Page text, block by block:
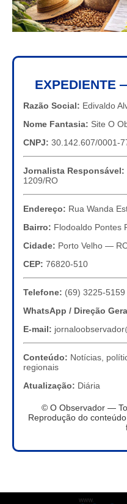
EXPEDIENTE
Razão Social: Edivaldo
Nome Fantasia: Site O
CNPJ: 30.142.607/0001-
Jornalista Responsável:
1209/RO
Endereço: Rua Wanda
Bairro: Flodoaldo Pontes
Cidade: Porto Velho —
CEP: 76820-510
Telefone: (69) 3225-5159
WhatsApp / Direção
E-mail:
Conteúdo: Notícias,
regionais
Atualização: Diária
© O Observador —
Reprodução do